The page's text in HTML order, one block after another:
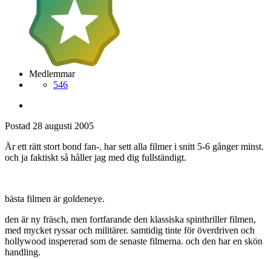
Medlemmar
546
Postad 28 augusti 2005
Är ett rätt stort bond fan-. har sett alla filmer i snitt 5-6 gånger minst.
och ja faktiskt så håller jag med dig fullständigt.
bästa filmen är goldeneye.
den är ny fräsch, men fortfarande den klassiska spinthriller filmen,
med mycket ryssar och militärer. samtidig tinte för överdriven och
hollywood inspererad som de senaste filmerna. och den har en skön
handling.